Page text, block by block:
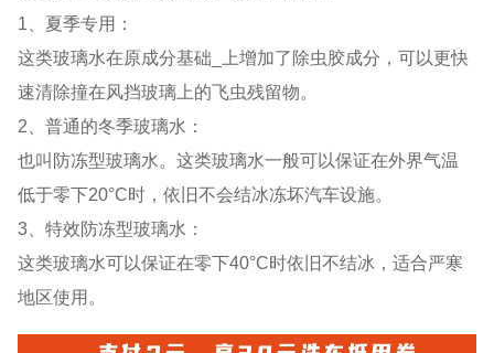
1、夏季专用：
这类玻璃水在原成分基础_上增加了除虫胶成分，可以更快
速清除撞在风挡玻璃上的飞虫残留物。
2、普通的冬季玻璃水：
也叫防冻型玻璃水。这类玻璃水一般可以保证在外界气温
低于零下20°C时，依旧不会结冰冻坏汽车设施。
3、特效防冻型玻璃水：
这类玻璃水可以保证在零下40°C时依旧不结冰，适合严寒
地区使用。